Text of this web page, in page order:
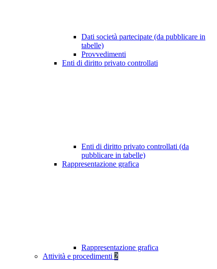
Dati società partecipate (da pubblicare in
tabelle)
Provvedimenti
Enti di diritto privato controllati
Enti di diritto privato controllati (da
pubblicare in tabelle)
Rappresentazione grafica
Rappresentazione grafica
Attività e procedimenti 2